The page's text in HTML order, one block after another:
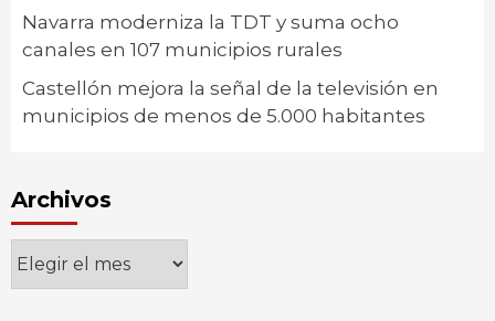
Navarra moderniza la TDT y suma ocho
canales en 107 municipios rurales
Castellón mejora la señal de la televisión en
municipios de menos de 5.000 habitantes
Archivos
Archivos